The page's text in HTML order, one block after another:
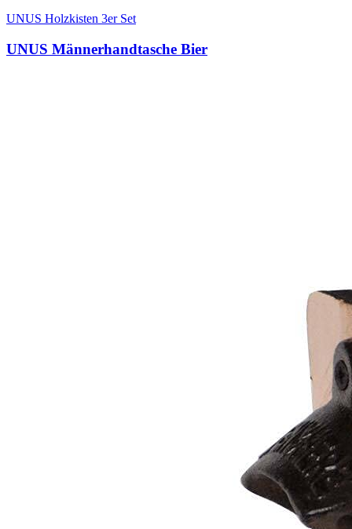
UNUS Holzkisten 3er Set
UNUS Männerhandtasche Bier